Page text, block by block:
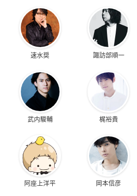
速水奨 諏訪部順一
武内駿輔 梶裕貴
阿座上洋平 岡本信彦